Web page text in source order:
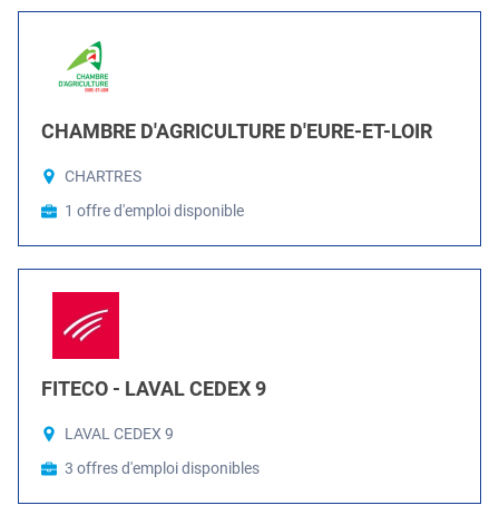
CHAMBRE D'AGRICULTURE D'EURE-ET-LOIR
CHARTRES
1 offre d'emploi disponible
FITECO - LAVAL CEDEX 9
LAVAL CEDEX 9
3 offres d'emploi disponibles